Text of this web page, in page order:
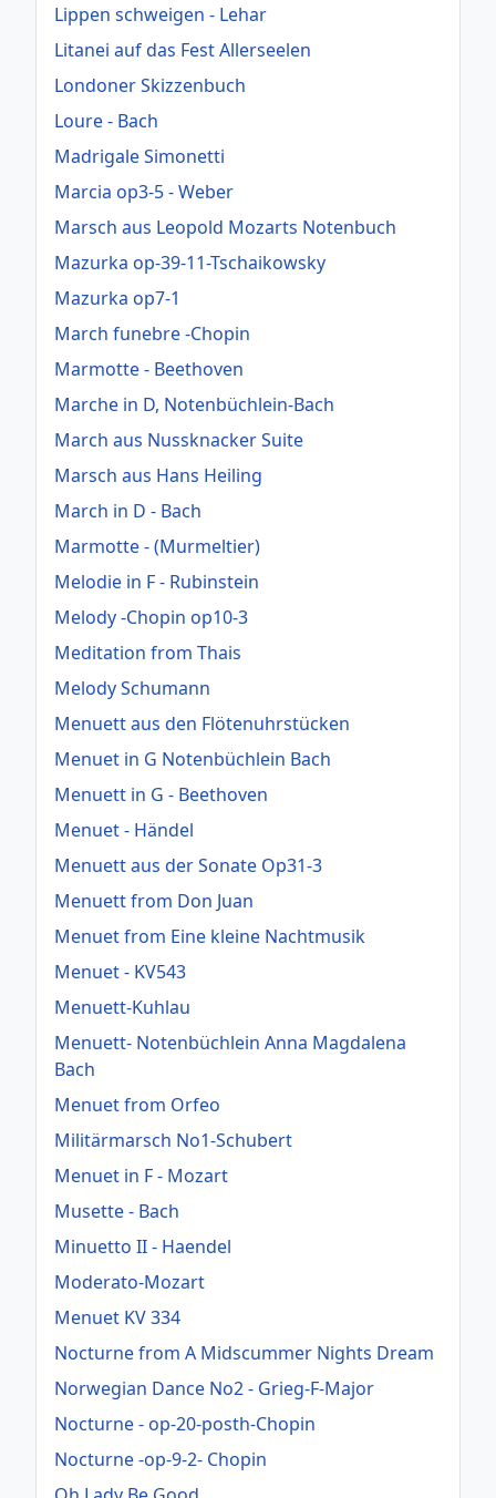
Lippen schweigen - Lehar
Litanei auf das Fest Allerseelen
Londoner Skizzenbuch
Loure - Bach
Madrigale Simonetti
Marcia op3-5 - Weber
Marsch aus Leopold Mozarts Notenbuch
Mazurka op-39-11-Tschaikowsky
Mazurka op7-1
March funebre -Chopin
Marmotte - Beethoven
Marche in D, Notenbüchlein-Bach
March aus Nussknacker Suite
Marsch aus Hans Heiling
March in D - Bach
Marmotte - (Murmeltier)
Melodie in F - Rubinstein
Melody -Chopin op10-3
Meditation from Thais
Melody Schumann
Menuett aus den Flötenuhrstücken
Menuet in G Notenbüchlein Bach
Menuett in G - Beethoven
Menuet - Händel
Menuett aus der Sonate Op31-3
Menuett from Don Juan
Menuet from Eine kleine Nachtmusik
Menuet - KV543
Menuett-Kuhlau
Menuett- Notenbüchlein Anna Magdalena
Bach
Menuet from Orfeo
Militärmarsch No1-Schubert
Menuet in F - Mozart
Musette - Bach
Minuetto II - Haendel
Moderato-Mozart
Menuet KV 334
Nocturne from A Midscummer Nights Dream
Norwegian Dance No2 - Grieg-F-Major
Nocturne - op-20-posth-Chopin
Nocturne -op-9-2- Chopin